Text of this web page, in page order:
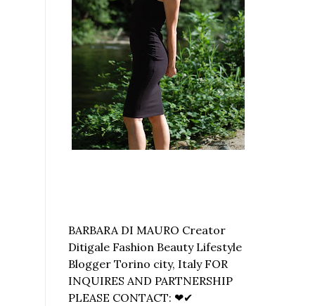
BARBARA DI MAURO Creator
Ditigale Fashion Beauty Lifestyle
Blogger Torino city, Italy FOR
INQUIRES AND PARTNERSHIP
PLEASE CONTACT: ❤✔